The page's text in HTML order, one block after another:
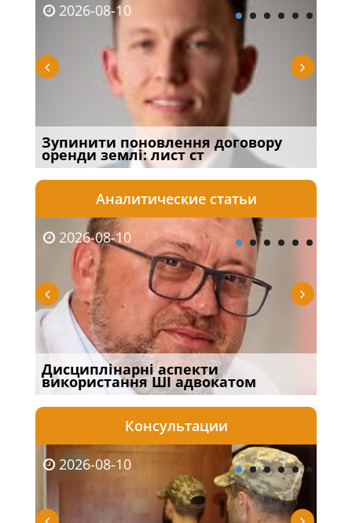
2026-08-10
Зупинити поновлення договору
оренди землі: лист ст
Аналитические статьи
2026-08-10
Дисциплінарні аспекти
використання ШІ адвокатом
Консультации
2026-08-10